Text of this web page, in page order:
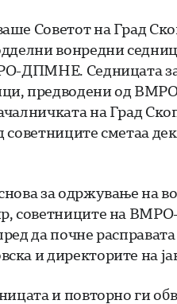
Советот на Град
вонредни
ДПМНЕ. Седницата
предводени од
на Град
сметаа
за одржување на
советниците на
да почне
и директорите на
и повторно ги